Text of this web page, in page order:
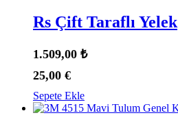
Rs Çift Taraflı Yelek
1.509,00 ₺
25,00 €
Sepete Ekle